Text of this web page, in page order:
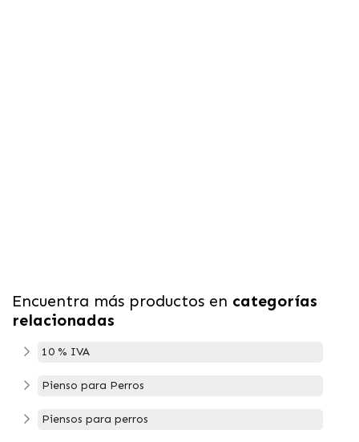
Encuentra más productos en categorías
relacionadas
10 % IVA
Pienso para Perros
Piensos para perros